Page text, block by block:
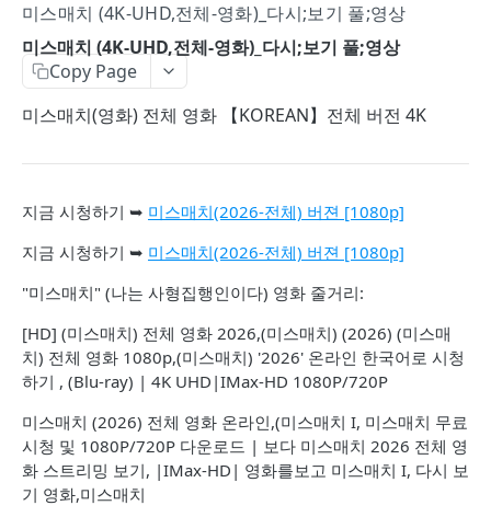
미스매치 (4K-UHD,전체-영화)_다시;보기 풀;영상
미스매치 (4K-UHD,전체-영화)_다시;보기 풀;영상
Copy Page
미스매치(영화) 전체 영화 【KOREAN】전체 버전 4K
지금 시청하기 ➥ 미스매치(2026-전체) 버젼 [1080p]
지금 시청하기 ➥ 미스매치(2026-전체) 버젼 [1080p]
"미스매치" (나는 사형집행인이다) 영화 줄거리:
[HD] (미스매치) 전체 영화 2026,(미스매치) (2026) (미스매
치) 전체 영화 1080p,(미스매치) '2026' 온라인 한국어로 시청
하기 , (Blu-ray) | 4K UHD|IMax-HD 1080P/720P
미스매치 (2026) 전체 영화 온라인,(미스매치 I, 미스매치 무료
시청 및 1080P/720P 다운로드 | 보다 미스매치 2026 전체 영
화 스트리밍 보기, |IMax-HD| 영화를보고 미스매치 I, 다시 보
기 영화,미스매치